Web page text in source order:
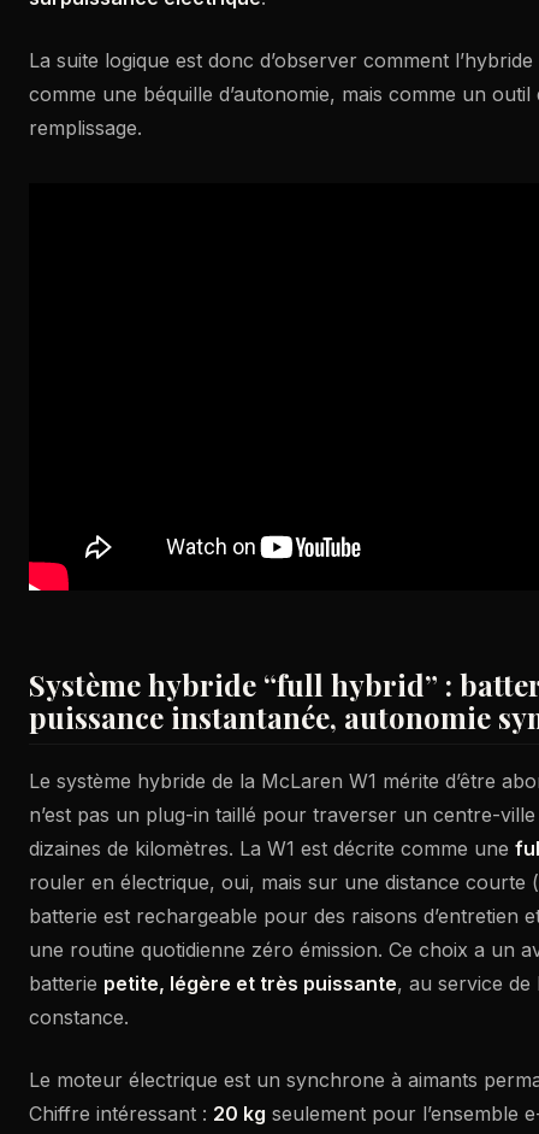
La suite logique est donc d’observer comment
comme une béquille d’autonomie, mais comme un
remplissage.
Système hybride “full hybrid” :
puissance instantanée, autonomie
Le système hybride de la McLaren W1 mérite d’être
n’est pas un plug-in taillé pour traverser un centre-
dizaines de kilomètres. La W1 est décrite comme une
rouler en électrique, oui, mais sur une distance courte
batterie est rechargeable pour des raisons d’entretien
une routine quotidienne zéro émission. Ce choix a un
batterie petite, légère et très puissante, au service
constance.
Le moteur électrique est un synchrone à aimants
Chiffre intéressant : 20 kg seulement pour l’ensemble